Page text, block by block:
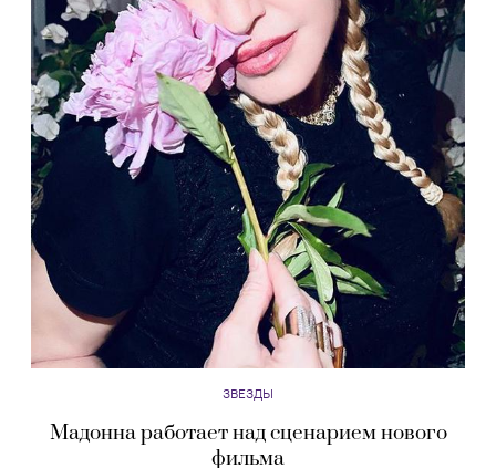
ЗВЕЗДЫ
Мадонна работает над сценарием нового
фильма